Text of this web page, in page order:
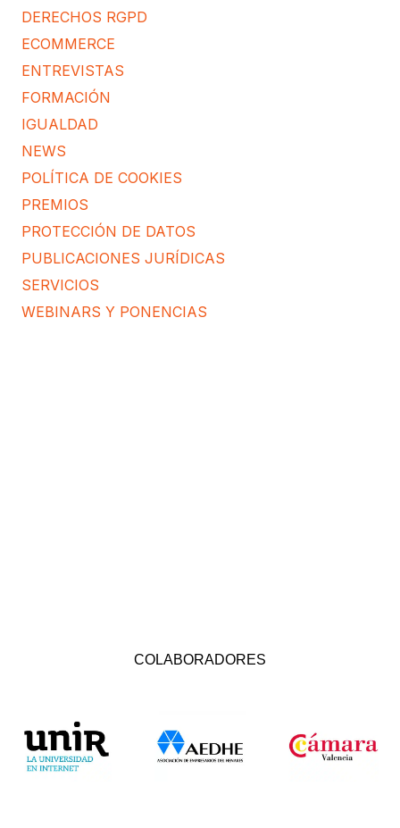
DERECHOS RGPD
ECOMMERCE
ENTREVISTAS
FORMACIÓN
IGUALDAD
NEWS
POLÍTICA DE COOKIES
PREMIOS
PROTECCIÓN DE DATOS
PUBLICACIONES JURÍDICAS
SERVICIOS
WEBINARS Y PONENCIAS
COLABORADORES